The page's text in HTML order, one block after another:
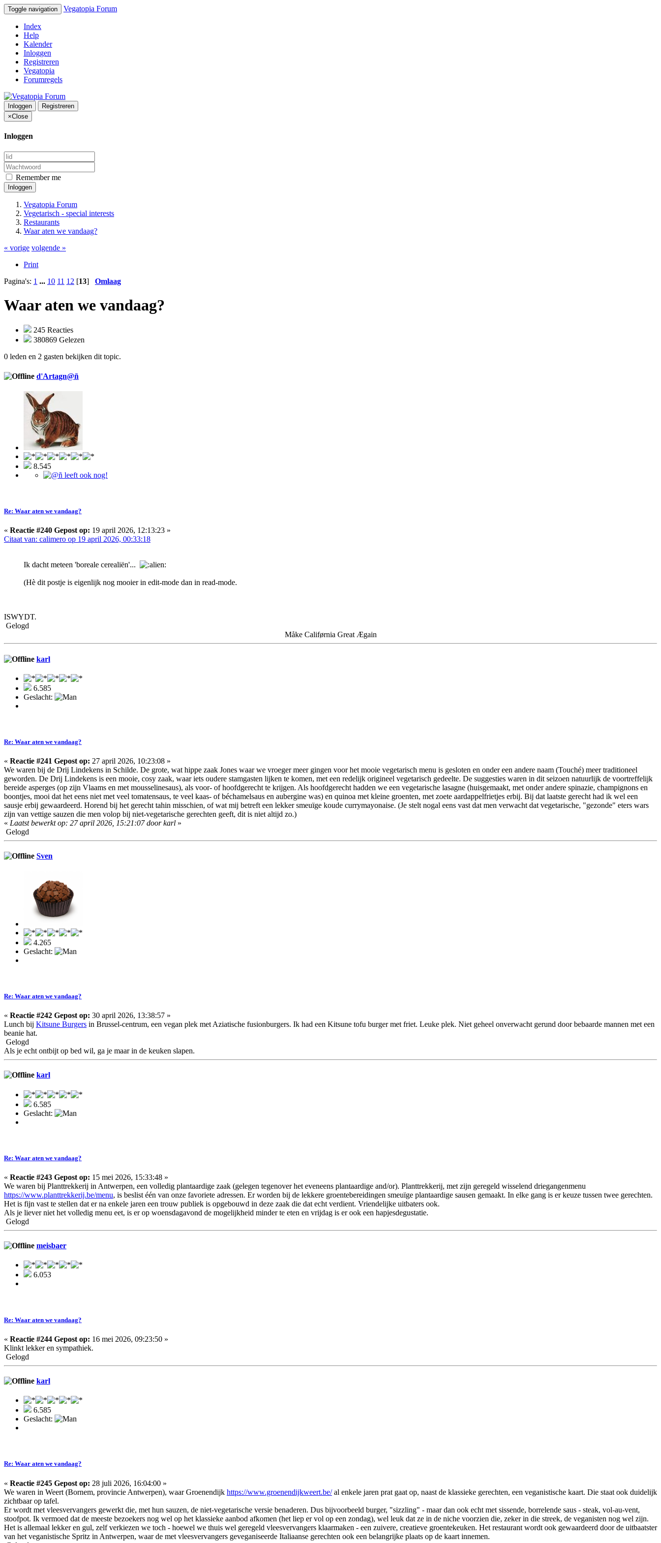
Toggle navigation Vegatopia Forum
Index
Help
Kalender
Inloggen
Registreren
Vegatopia
Forumregels
Inloggen
Registreren
×Close
Inloggen
Remember me
Inloggen
Vegatopia Forum
Vegetarisch - special interests
Restaurants
Waar aten we vandaag?
« vorige volgende »
Print
Pagina's: 1 ... 10 11 12 [13] Omlaag
Waar aten we vandaag?
245 Reacties
380869 Gelezen
0 leden en 2 gasten bekijken dit topic.
d'Artagn@ñ
8.545
Re: Waar aten we vandaag?
« Reactie #240 Gepost op: 19 april 2026, 12:13:23 »
Citaat van: calimero op 19 april 2026, 00:33:18
Ik dacht meteen 'boreale cerealiën'...
(Hè dit postje is eigenlijk nog mooier in edit-mode dan in read-mode.
ISWYDT.
Gelogd
Måke Califørnia Great Ægain
karl
6.585
Geslacht:
Re: Waar aten we vandaag?
« Reactie #241 Gepost op: 27 april 2026, 10:23:08 »
We waren bij de Drij Lindekens in Schilde. De grote, wat hippe zaak Jones waar we vroeger meer gingen voor het mooie vegetarisch menu is gesloten en onder een andere naam (Touché) meer traditioneel
geworden. De Drij Lindekens is een mooie, cosy zaak, waar iets oudere stamgasten lijken te komen, met een redelijk origineel vegetarisch gedeelte. De suggesties waren in dit seizoen natuurlijk de voortreffelijk
bereide asperges (op zijn Vlaams en met mousselinesaus), als voor- of hoofdgerecht te krijgen. Als hoofdgerecht hadden we een vegetarische lasagne (huisgemaakt, met onder andere spinazie, champignons en
boontjes, mooi dat het eens niet met veel tomatensaus, te veel kaas- of béchamelsaus en aubergine was) en quinoa met kleine groenten, met zoete aardappelfrietjes erbij. Bij dat laatste gerecht had ik wel een
sausje erbij gewaardeerd. Horend bij het gerecht tahin misschien, of wat mij betreft een lekker smeuïge koude currymayonaise. (Je stelt nogal eens vast dat men verwacht dat vegetarische, "gezonde" eters wars
zijn van vettige sauzen die men volop bij niet-vegetarische gerechten geeft, dit is niet altijd zo.)
« Laatst bewerkt op: 27 april 2026, 15:21:07 door karl »
Gelogd
Sven
4.265
Geslacht:
Re: Waar aten we vandaag?
« Reactie #242 Gepost op: 30 april 2026, 13:38:57 »
Lunch bij Kitsune Burgers in Brussel-centrum, een vegan plek met Aziatische fusionburgers. Ik had een Kitsune tofu burger met friet. Leuke plek. Niet geheel onverwacht gerund door bebaarde mannen met een
beanie hat.
Gelogd
Als je echt ontbijt op bed wil, ga je maar in de keuken slapen.
karl
6.585
Geslacht:
Re: Waar aten we vandaag?
« Reactie #243 Gepost op: 15 mei 2026, 15:33:48 »
We waren bij Planttrekkerij in Antwerpen, een volledig plantaardige zaak (gelegen tegenover het eveneens plantaardige and/or). Planttrekkerij, met zijn geregeld wisselend driegangenmenu
https://www.planttrekkerij.be/menu, is beslist één van onze favoriete adressen. Er worden bij de lekkere groentebereidingen smeuïge plantaardige sausen gemaakt. In elke gang is er keuze tussen twee gerechten.
Het is fijn vast te stellen dat er na enkele jaren een trouw publiek is opgebouwd in deze zaak die dat echt verdient. Vriendelijke uitbaters ook.
Als je liever niet het volledig menu eet, is er op woensdagavond de mogelijkheid minder te eten en vrijdag is er ook een hapjesdegustatie.
Gelogd
meisbaer
6.053
Re: Waar aten we vandaag?
« Reactie #244 Gepost op: 16 mei 2026, 09:23:50 »
Klinkt lekker en sympathiek.
Gelogd
karl
6.585
Geslacht:
Re: Waar aten we vandaag?
« Reactie #245 Gepost op: 28 juli 2026, 16:04:00 »
We waren in Weert (Bornem, provincie Antwerpen), waar Groenendijk https://www.groenendijkweert.be/al enkele jaren prat gaat op, naast de klassieke gerechten, een veganistische kaart. Die staat ook duidelijk
zichtbaar op tafel.
Er wordt met vleesvervangers gewerkt die, met hun sauzen, de niet-vegetarische versie benaderen. Dus bijvoorbeeld burger, "sizzling" - maar dan ook echt met sissende, borrelende saus - steak, vol-au-vent,
stoofpot. Ik vermoed dat de meeste bezoekers nog wel op het klassieke aanbod afkomen (het liep er vol op een zondag), wel leuk dat ze in de niche voorzien die, zeker in die streek, de veganisten nog wel zijn.
Het is allemaal lekker en gul, zelf verkiezen we toch - hoewel we thuis wel geregeld vleesvervangers klaarmaken - een zuivere, creatieve groentekeuken. Het restaurant wordt ook gewaardeerd door de uitbaatster
van het veganistische Spritz in Antwerpen, waar de met vleesvervangers geveganiseerde Italiaanse gerechten ook een belangrijke plaats op de kaart innemen.